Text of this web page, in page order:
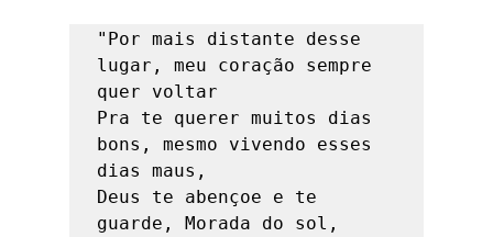
"Por mais distante desse
lugar, meu coração sempre
quer voltar
Pra te querer muitos dias
bons, mesmo vivendo esses
dias maus,
Deus te abençoe e te
guarde, Morada do sol,